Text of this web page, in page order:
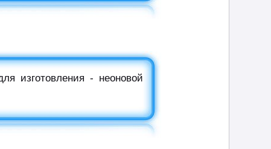
изготовления - неоновой